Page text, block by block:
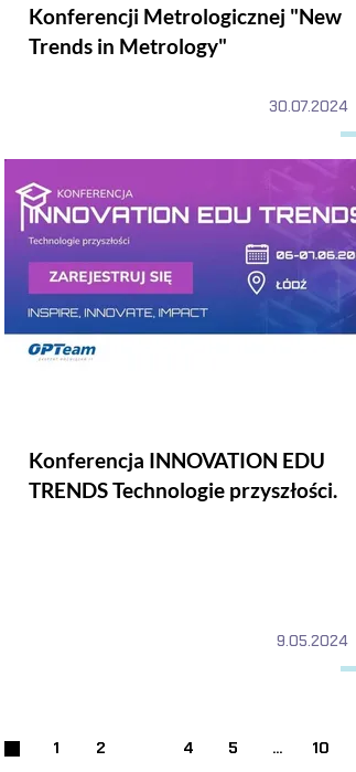
Konferencji Metrologicznej "New
Trends in Metrology"
30.07.2024
Konferencja INNOVATION EDU
TRENDS Technologie przyszłości.
9.05.2024
Poprzednia strona
Strona
1 Strona
2 Strona
4 Strona
5 ... 10